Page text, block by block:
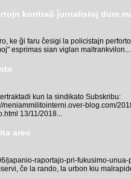
kontraŭ ĵurnalistoj dum
ke ĝi faru ĉesigi la policistajn
esprimas sian viglan maltrankvilon...
kun la sindikato Subskribu:
blog.com/
13/11/2018...
areo
japanio-raportajo-pri-fukusimo-
ĉe la rando, la urbon kiu